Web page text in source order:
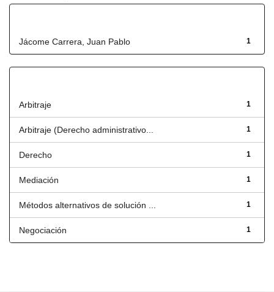
1
Jácome Carrera, Juan Pablo
1
Arbitraje
1
Arbitraje (Derecho administrativo...
1
Derecho
1
Mediación
1
Métodos alternativos de solución ...
1
Negociación